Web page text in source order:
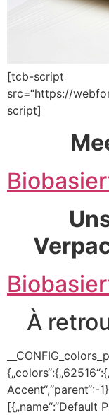
[tcb-script
src=“https://
script]
À
Accent“,“parent“:-
[{„name“:“Default